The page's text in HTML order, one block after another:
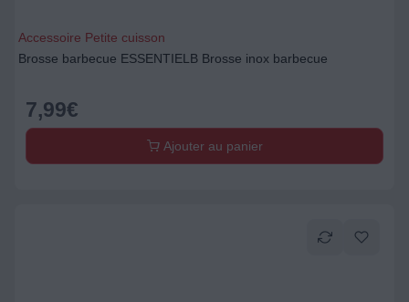
Accessoire Petite cuisson
Brosse barbecue ESSENTIELB Brosse inox barbecue
7,99€
Ajouter au panier